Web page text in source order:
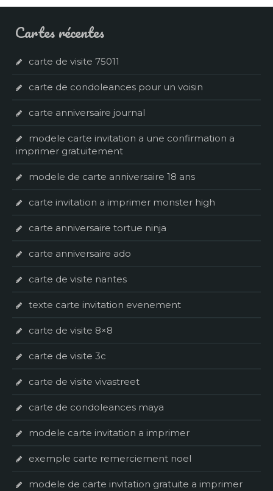
Cartes récentes
carte de visite 75011
carte de condoleances pour un voisin
carte anniversaire journal
modele carte invitation a une confirmation a
imprimer gratuitement
modele de carte anniversaire 18 ans
carte invitation a imprimer monster high
carte anniversaire tortue ninja
carte anniversaire ado
carte de visite nantes
texte carte invitation evenement
carte de visite 8×8
carte de visite 3c
carte de visite vivastreet
carte de condoleances maya
modele carte invitation a imprimer
exemple carte remerciement noel
modele de carte invitation gratuite a imprimer